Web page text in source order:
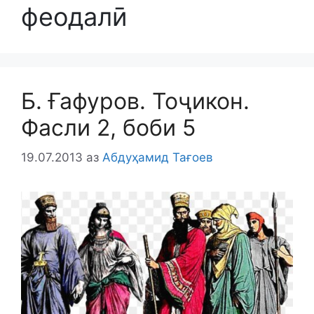
феодалӣ
Б. Ғафуров. Тоҷикон.
Фасли 2, боби 5
19.07.2013 аз Абдуҳамид Тағоев